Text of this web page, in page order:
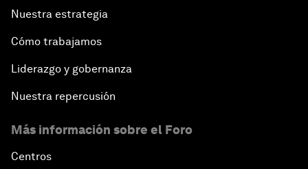
Nuestra estrategia
Cómo trabajamos
Liderazgo y gobernanza
Nuestra repercusión
Más información sobre el Foro
Centros